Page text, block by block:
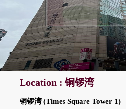
Location : 铜锣湾
铜锣湾 (Times Square Tower 1)